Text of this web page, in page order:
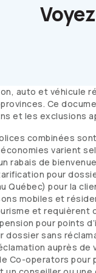
auto et véhicule
Ce
et les exclusions
combinées
varient
rabais de
pour
Québec) pour la
mobiles et
et requièrent
pour points
dossier sans
auprès
Co-operators pour